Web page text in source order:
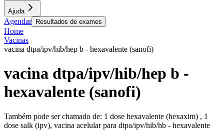
Ajuda
Agendar Resultados de exames
Home
Vacinas
vacina dtpa/ipv/hib/hep b - hexavalente (sanofi)
vacina dtpa/ipv/hib/hep b -
hexavalente (sanofi)
Também pode ser chamado de: 1 dose hexavalente (hexaxim) , 1
dose salk (ipv), vacina acelular para dtpa/ipv/hib/hb - hexavalente